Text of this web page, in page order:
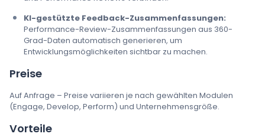
KI-gestützte Feedback-Zusammenfassungen:
Performance-Review-Zusammenfassungen aus 360-
Grad-Daten automatisch generieren, um
Entwicklungsmöglichkeiten sichtbar zu machen.
Preise
Auf Anfrage – Preise variieren je nach gewählten Modulen
(Engage, Develop, Perform) und Unternehmensgröße.
Vorteile